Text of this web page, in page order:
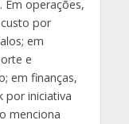
Em operações,
por
em
e
em finanças,
por iniciativa
menciona